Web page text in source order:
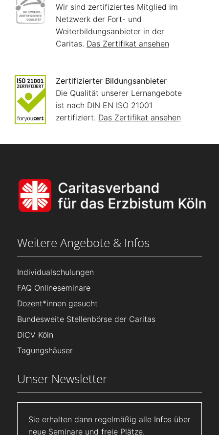
Wir sind zertifiziertes Mitglied im
Netzwerk der Fort- und
Weiterbildungsanbieter in der
Caritas. Das Zertifikat ansehen
Zertifizierter Bildungsanbieter
Die Qualität unserer Lernangebote
ist nach DIN EN ISO 21001
zertifiziert. Das Zertifikat ansehen
Weitere Angebote & Infos
Individualschulungen
FAQ Onlineseminare
Dozent*innen gesucht
Bundesweite Stellenbörse der Caritas
DiCV Köln
Tagungshäuser
Unser Newsletter
Sie erhalten dann regelmäßig alle Infos über
neue Seminare und freie Plätze.